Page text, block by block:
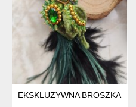
EKSKLUZYWNA BROSZKA